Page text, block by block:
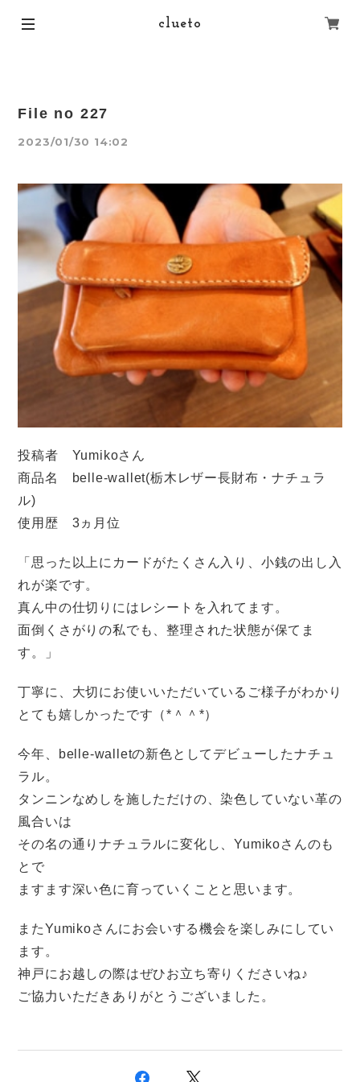
clueto
File no 227
2023/01/30 14:02
投稿者 Yumikoさん
商品名 belle-wallet(栃木レザー長財布・ナチュラ
ル)
使用歴 3ヵ月位
「思った以上にカードがたくさん入り、小銭の出し入
れが楽です。
真ん中の仕切りにはレシートを入れてます。
面倒くさがりの私でも、整理された状態が保てま
す。」
丁寧に、大切にお使いいただいているご様子がわかり
とても嬉しかったです（*＾＾*）
今年、belle-walletの新色としてデビューしたナチュ
ラル。
タンニンなめしを施しただけの、染色していない革の
風合いは
その名の通りナチュラルに変化し、Yumikoさんのも
とで
ますます深い色に育っていくことと思います。
またYumikoさんにお会いする機会を楽しみにしてい
ます。
神戸にお越しの際はぜひお立ち寄りくださいね♪
ご協力いただきありがとうございました。